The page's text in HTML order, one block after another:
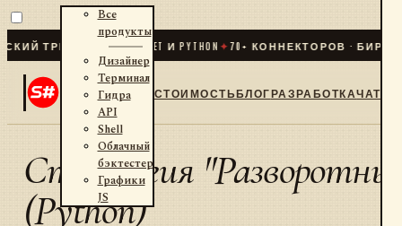
ТРЕЙДИНГ ДЛЯ .NET И PYTHON✦ 70+ КОННЕКТОРОВ · БИРЖИ
Все
продукты
Дизайнер
Терминал
Гидра
API
Shell
Облачный
бэктестер
Графики
JS
СТОИМОСТЬБЛОГРАЗРАБОТКАЧАТ
Стратегия
(Python)